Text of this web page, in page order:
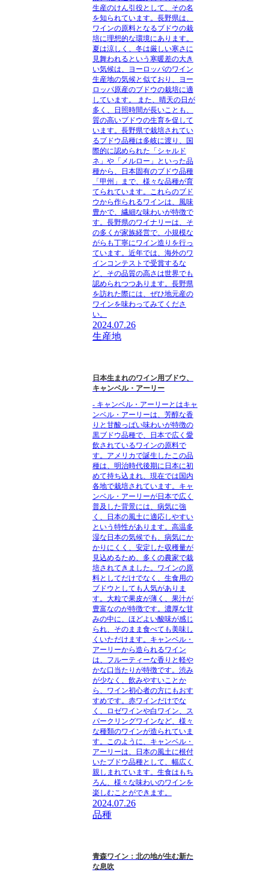
生産のけん引役として、その名
を知られています。長野県は、
ワインの原料となるブドウの栽
培に理想的な環境にあります。
夏は涼しく、冬は厳しい寒さに
見舞われるという寒暖差の大き
い気候は、ヨーロッパのワイン
生産地の気候と似ており、ヨー
ロッパ原産のブドウの栽培に適
しています。 また、晴天の日が
多く、日照時間が長いことも、
質の高いブドウの生育を促して
います。長野県で栽培されてい
るブドウ品種は多岐に渡り、国
際的に認められた「シャルド
ネ」や「メルロー」といった品
種から、日本固有のブドウ品種
「甲州」まで、様々な品種が育
てられています。これらのブド
ウから作られるワインは、風味
豊かで、繊細な味わいが特徴で
す。長野県のワイナリーは、そ
の多くが家族経営で、小規模な
がらも丁寧にワイン造りを行っ
ています。近年では、海外のワ
インコンテストで受賞するな
ど、その品質の高さは世界でも
認められつつあります。長野県
を訪れた際には、ぜひ地元産の
ワインを味わってみてくださ
い。
2024.07.26
生産地
日本生まれのワイン用ブドウ、
キャンベル・アーリー
- キャンベル・アーリーとはキャ
ンベル・アーリーは、芳醇な香
りと甘酸っぱい味わいが特徴の
黒ブドウ品種で、日本で広く愛
飲されているワインの原料で
す。アメリカで誕生したこの品
種は、明治時代後期に日本に初
めて持ち込まれ、現在では国内
各地で栽培されています。キャ
ンベル・アーリーが日本で広く
普及した背景には、病気に強
く、日本の風土に適応しやすい
という特性があります。高温多
湿な日本の気候でも、病気にか
かりにくく、安定した収穫量が
見込めるため、多くの農家で栽
培されてきました。ワインの原
料としてだけでなく、生食用の
ブドウとしても人気がありま
す。大粒で果皮が薄く、果汁が
豊富なのが特徴です。濃厚な甘
みの中に、ほどよい酸味が感じ
られ、そのまま食べても美味し
くいただけます。キャンベル・
アーリーから造られるワイン
は、フルーティーな香りと軽や
かな口当たりが特徴です。渋み
が少なく、飲みやすいことか
ら、ワイン初心者の方にもおす
すめです。赤ワインだけでな
く、ロゼワインや白ワイン、ス
パークリングワインなど、様々
な種類のワインが造られていま
す。このように、キャンベル・
アーリーは、日本の風土に根付
いたブドウ品種として、幅広く
親しまれています。生食はもち
ろん、様々な味わいのワインを
楽しむことができます。
2024.07.26
品種
青森ワイン：北の地が生む新た
な息吹